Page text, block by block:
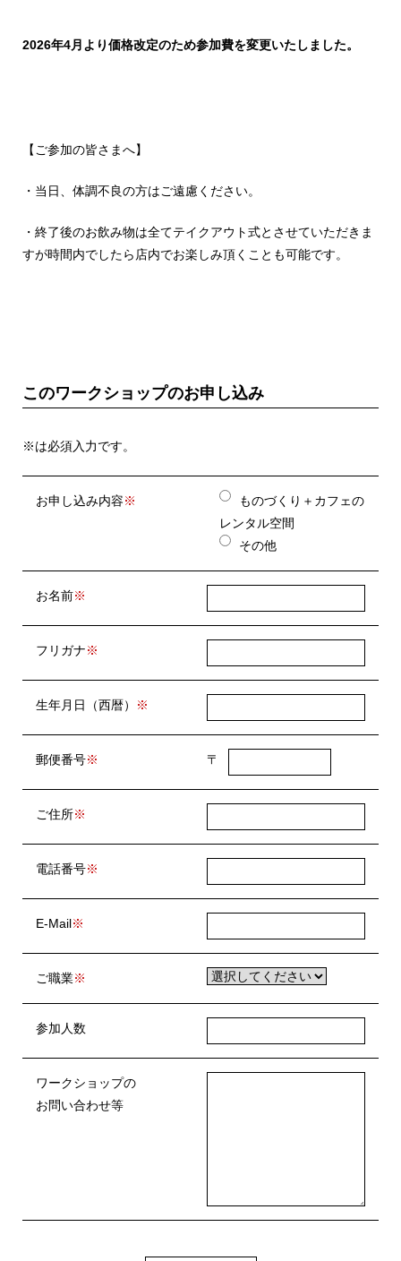
2026年4月より価格改定のため参加費を変更いたしました。
【ご参加の皆さまへ】
・当日、体調不良の方はご遠慮ください。
・終了後のお飲み物は全てテイクアウト式とさせていただきま
すが時間内でしたら店内でお楽しみ頂くことも可能です。
このワークショップのお申し込み
※は必須入力です。
お申し込み内容
ものづくり＋カフェの
レンタル空間
その他
お名前
フリガナ
生年月日（西暦）
郵便番号 〒
ご住所
電話番号
E-Mail
ご職業
参加人数
ワークショップの
お問い合わせ等